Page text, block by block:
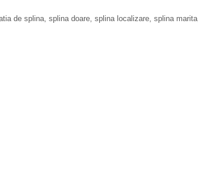
de splina, splina doare, splina localizare, splina marita,